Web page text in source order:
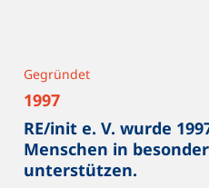
Gegründet
1997
RE/init e. V. wurde
Menschen in
unterstützen.